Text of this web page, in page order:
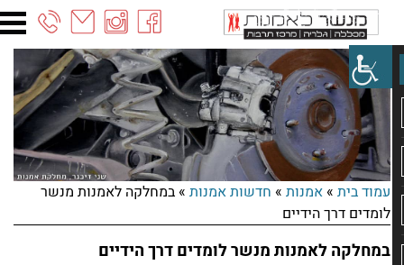
03-
6887090
עמוד בית» אמנות» חדשות אמנות» במחלקה לאמנות מנשר
לומדים דרך הידיים
במחלקה לאמנות מנשר לומדים דרך הידיים